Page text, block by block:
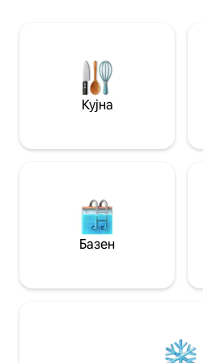
до UA и центарот на градот.
Резервирајте сега и избегајте од
секојдневието!
Кујна
Базен